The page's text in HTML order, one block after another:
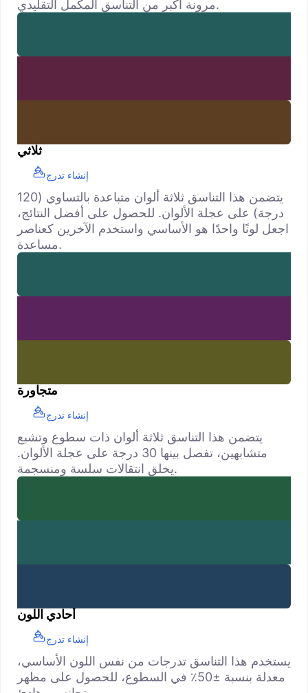
مرونة أكبر من التناسق المكمل التقليدي.
ثلاثي
إنشاء تدرج
يتضمن هذا التناسق ثلاثة ألوان متباعدة بالتساوي (120
درجة) على عجلة الألوان. للحصول على أفضل النتائج،
اجعل لونًا واحدًا هو الأساسي واستخدم الآخرين كعناصر
مساعدة.
متجاورة
إنشاء تدرج
يتضمن هذا التناسق ثلاثة ألوان ذات سطوع وتشبع
متشابهين، تفصل بينها 30 درجة على عجلة الألوان.
يخلق انتقالات سلسة ومنسجمة.
أحادي اللون
إنشاء تدرج
يستخدم هذا التناسق تدرجات من نفس اللون الأساسي،
معدلة بنسبة ±50٪ في السطوع، للحصول على مظهر